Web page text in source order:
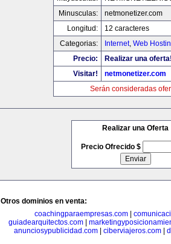
Minusculas:
netmonetizer.com
Longitud:
12 caracteres
Categorias:
Internet, Web
Precio:
Realizar una
Visitar!
netmonetizer.com
Serán consideradas
Realizar una Oferta
Precio Ofrecido $
Otros dominios en venta:
coachingparaempresas.com|
guiadearquitectos.com
anunciosypublicidad.com| ciberviajeros.com|